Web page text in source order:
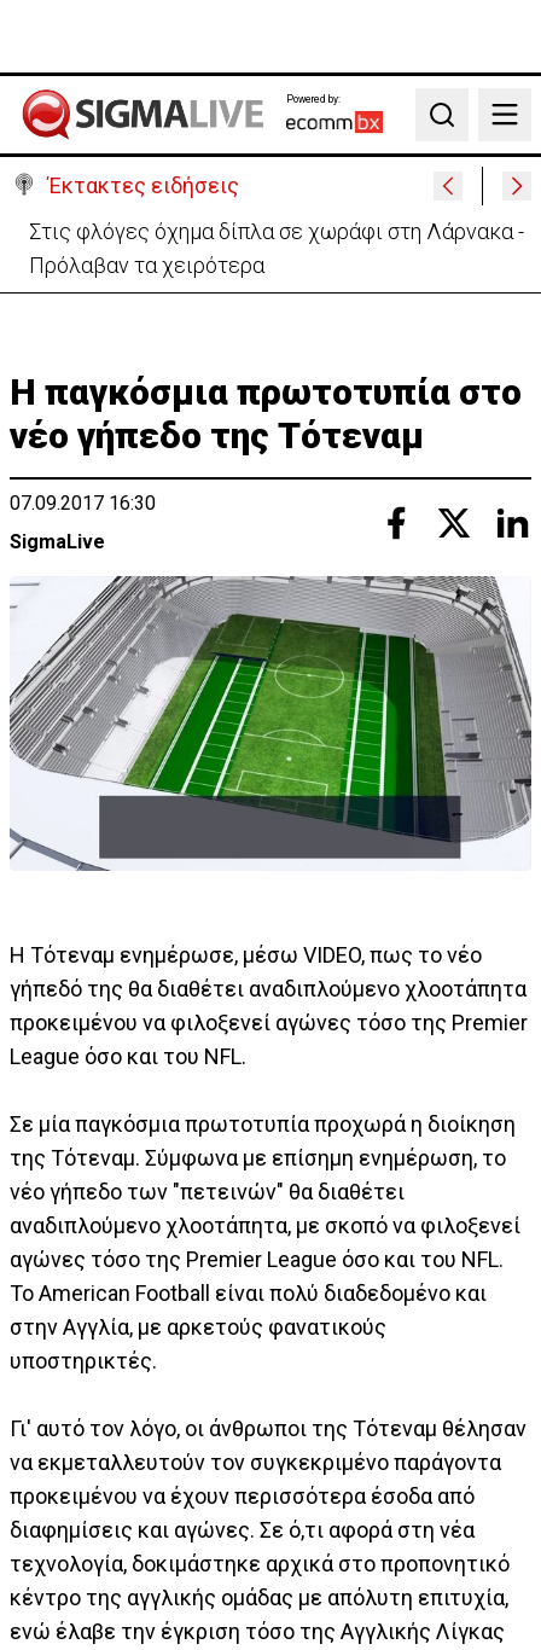
Powered by:
Search
Έκτακτες ειδήσεις
Στις φλόγες όχημα δίπλα σε χωράφι στη Λάρνακα -
Πρόλαβαν τα χειρότερα
Η παγκόσμια πρωτοτυπία στο
νέο γήπεδο της Τότεναμ
07.09.2017 16:30
SigmaLive
Η Τότεναμ ενημέρωσε, μέσω VIDEO, πως το νέο
γήπεδό της θα διαθέτει αναδιπλούμενο χλοοτάπητα
προκειμένου να φιλοξενεί αγώνες τόσο της Premier
League όσο και του NFL.
Σε μία παγκόσμια πρωτοτυπία προχωρά η διοίκηση
της Τότεναμ. Σύμφωνα με επίσημη ενημέρωση, το
νέο γήπεδο των "πετεινών" θα διαθέτει
αναδιπλούμενο χλοοτάπητα, με σκοπό να φιλοξενεί
αγώνες τόσο της Premier League όσο και του NFL.
Το American Football είναι πολύ διαδεδομένο και
στην Αγγλία, με αρκετούς φανατικούς
υποστηρικτές.
Γι' αυτό τον λόγο, οι άνθρωποι της Τότεναμ θέλησαν
να εκμεταλλευτούν τον συγκεκριμένο παράγοντα
προκειμένου να έχουν περισσότερα έσοδα από
διαφημίσεις και αγώνες. Σε ό,τι αφορά στη νέα
τεχνολογία, δοκιμάστηκε αρχικά στο προπονητικό
κέντρο της αγγλικής ομάδας με απόλυτη επιτυχία,
ενώ έλαβε την έγκριση τόσο της Αγγλικής Λίγκας